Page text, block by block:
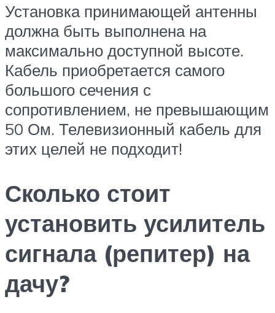
Установка принимающей антенны
должна быть выполнена на
максимально доступной высоте.
Кабель приобретается самого
большого сечения с
сопротивлением, не превышающим
50 Ом. Телевизионный кабель для
этих целей не подходит!
Сколько стоит
установить усилитель
сигнала (репитер) на
дачу?